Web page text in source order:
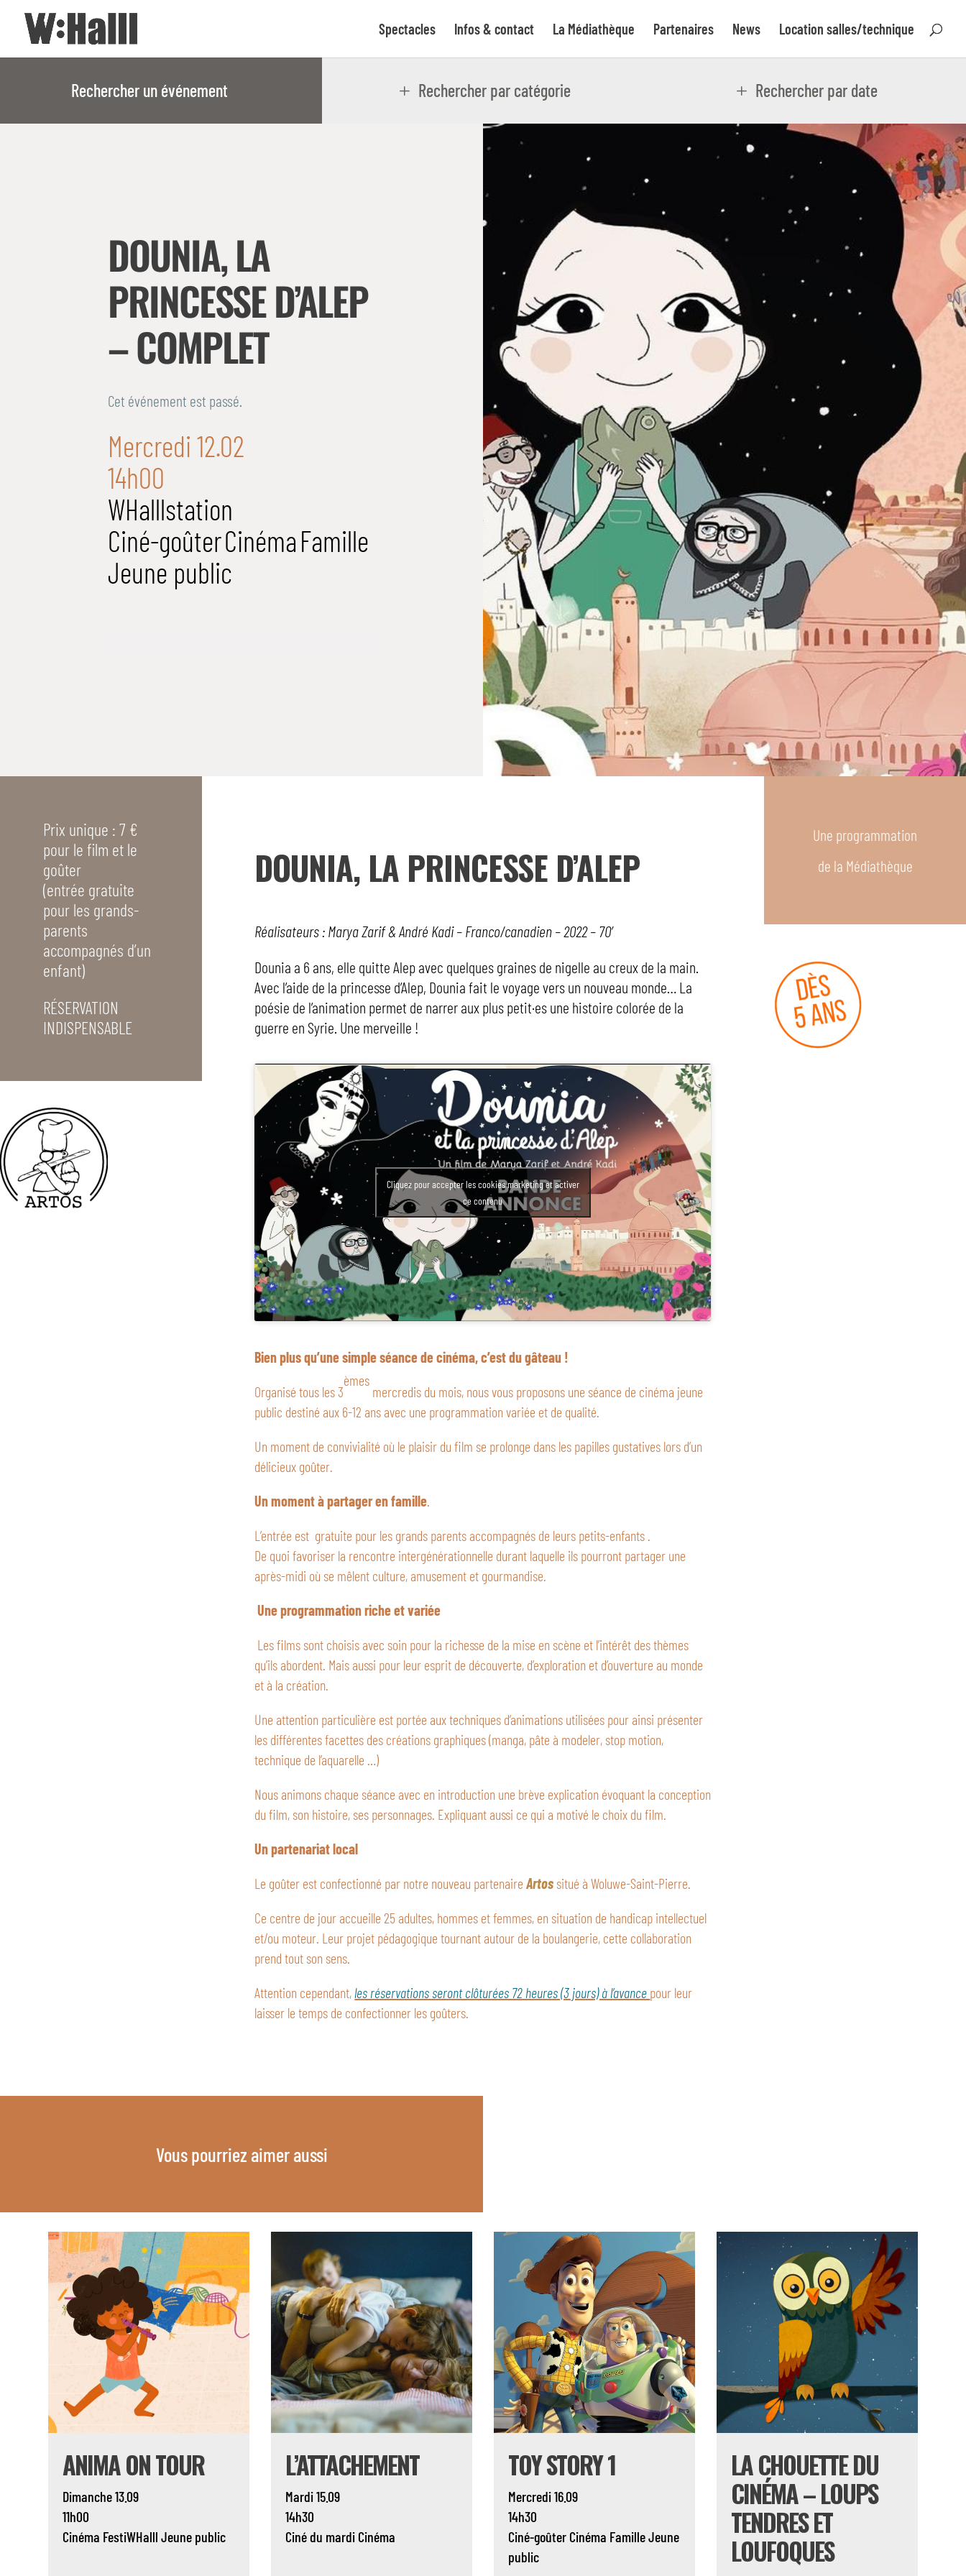
Spectacles Infos & contact La Médiathèque Partenaires News Location salles/technique
Rechercher un événement Rechercher par catégorie Rechercher par date
DOUNIA, LA
PRINCESSE D’ALEP
– COMPLET
Cet événement est passé.
Mercredi 12.02
14h00
WHalllstation
Ciné-goûterCinémaFamille
Jeune public
Prix unique : 7 €
pour le film et le
goûter
(entrée gratuite
pour les grands-
parents
accompagnés d’un
enfant)
RÉSERVATION
INDISPENSABLE
DOUNIA, LA PRINCESSE D’ALEP
Réalisateurs : Marya Zarif & André Kadi – Franco/canadien – 2022 – 70′
Dounia a 6 ans, elle quitte Alep avec quelques graines de nigelle au creux de la main.
Avec l’aide de la princesse d’Alep, Dounia fait le voyage vers un nouveau monde… La
poésie de l’animation permet de narrer aux plus petit·es une histoire colorée de la
guerre en Syrie. Une merveille !
Cliquez pour accepter les cookies marketing et activer
ce contenu
Bien plus qu’une simple séance de cinéma, c’est du gâteau !
Organisé tous les 3
èmes
mercredis du mois, nous vous proposons une séance de cinéma jeune
public destiné aux 6-12 ans avec une programmation variée et de qualité.
Un moment de convivialité où le plaisir du film se prolonge dans les papilles gustatives lors d’un
délicieux goûter.
Un moment à partager en famille.
L’entrée est gratuite pour les grands parents accompagnés de leurs petits-enfants .
De quoi favoriser la rencontre intergénérationnelle durant laquelle ils pourront partager une
après-midi où se mêlent culture, amusement et gourmandise.
Une programmation riche et variée
Les films sont choisis avec soin pour la richesse de la mise en scène et l’intérêt des thèmes
qu’ils abordent. Mais aussi pour leur esprit de découverte, d’exploration et d’ouverture au monde
et à la création.
Une attention particulière est portée aux techniques d’animations utilisées pour ainsi présenter
les différentes facettes des créations graphiques (manga, pâte à modeler, stop motion,
technique de l’aquarelle …)
Nous animons chaque séance avec en introduction une brève explication évoquant la conception
du film, son histoire, ses personnages. Expliquant aussi ce qui a motivé le choix du film.
Un partenariat local
Le goûter est confectionné par notre nouveau partenaireArtos situé à Woluwe-Saint-Pierre.
Ce centre de jour accueille 25 adultes, hommes et femmes, en situation de handicap intellectuel
et/ou moteur. Leur projet pédagogique tournant autour de la boulangerie, cette collaboration
prend tout son sens.
Attention cependant, les réservations seront clôturées 72 heures (3 jours) à l’avance pour leur
laisser le temps de confectionner les goûters.
Une programmation
de la Médiathèque
Vous pourriez aimer aussi
ANIMA ON TOUR
Dimanche 13.09
11h00
Cinéma FestiWHalll Jeune public
L’ATTACHEMENT
Mardi 15.09
14h30
Ciné du mardi Cinéma
TOY STORY 1
Mercredi 16.09
14h30
Ciné-goûter Cinéma FamilleJeune
public
LA CHOUETTE DU
CINÉMA – LOUPS
TENDRES ET
LOUFOQUES